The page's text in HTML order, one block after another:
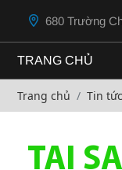
680 Trường
TRANG CHỦ
Trang chủ Tin tức
TẠI